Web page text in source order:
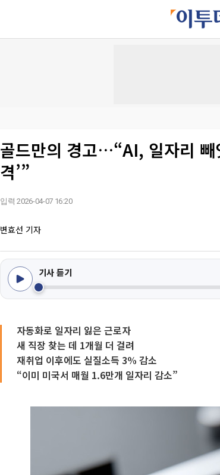
골드만의 경고…“AI, 일자리 빼
격’”
입력 2026-04-07 16:20
변효선 기자
기사 듣기
자동화로 일자리 잃은 근로자
새 직장 찾는 데 1개월 더 걸려
재취업 이후에도 실질소득 3% 감소
“이미 미국서 매월 1.6만개 일자리 감소”